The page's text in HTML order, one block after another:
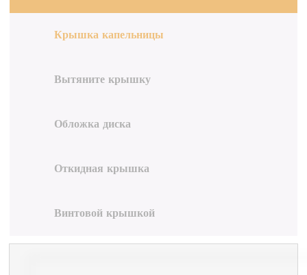
Крышка капельницы
Вытяните крышку
Обложка диска
Откидная крышка
Винтовой крышкой